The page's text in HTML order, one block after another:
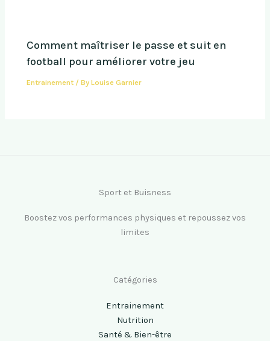
Comment maîtriser le passe et suit en
football pour améliorer votre jeu
Entrainement / ByLouise Garnier
Sport et Buisness
Boostez vos performances physiques et repoussez vos
limites
Catégories
Entrainement
Nutrition
Santé & Bien-être